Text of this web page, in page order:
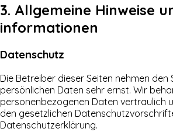
3. Allgemeine Hinweise
informationen
Datenschutz
Die Betreiber dieser Seiten nehmen den
persönlichen Daten sehr ernst. Wir
personenbezogenen Daten vertraulich
den gesetzlichen
Datenschutzerklärung.